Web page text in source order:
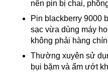
nên pin bị chai,
Pin blackberry 9000
sạc vừa dùng máy
không phải hàng
Thường xuyên sử
bụi bặm và ẩm ướt